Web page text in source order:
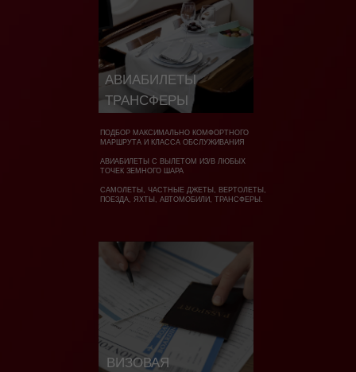
ПОДБОР МАКСИМАЛЬНО КОМФОРТНОГО
МАРШРУТА И КЛАССА ОБСЛУЖИВАНИЯ
АВИАБИЛЕТЫ С ВЫЛЕТОМ ИЗ/В ЛЮБЫХ
ТОЧЕК ЗЕМНОГО ШАРА
САМОЛЕТЫ, ЧАСТНЫЕ ДЖЕТЫ, ВЕРТОЛЕТЫ,
ПОЕЗДА, ЯХТЫ, АВТОМОБИЛИ, ТРАНСФЕРЫ.
АВИАБИЛЕТЫ
ТРАНСФЕРЫ
ВИЗОВАЯ